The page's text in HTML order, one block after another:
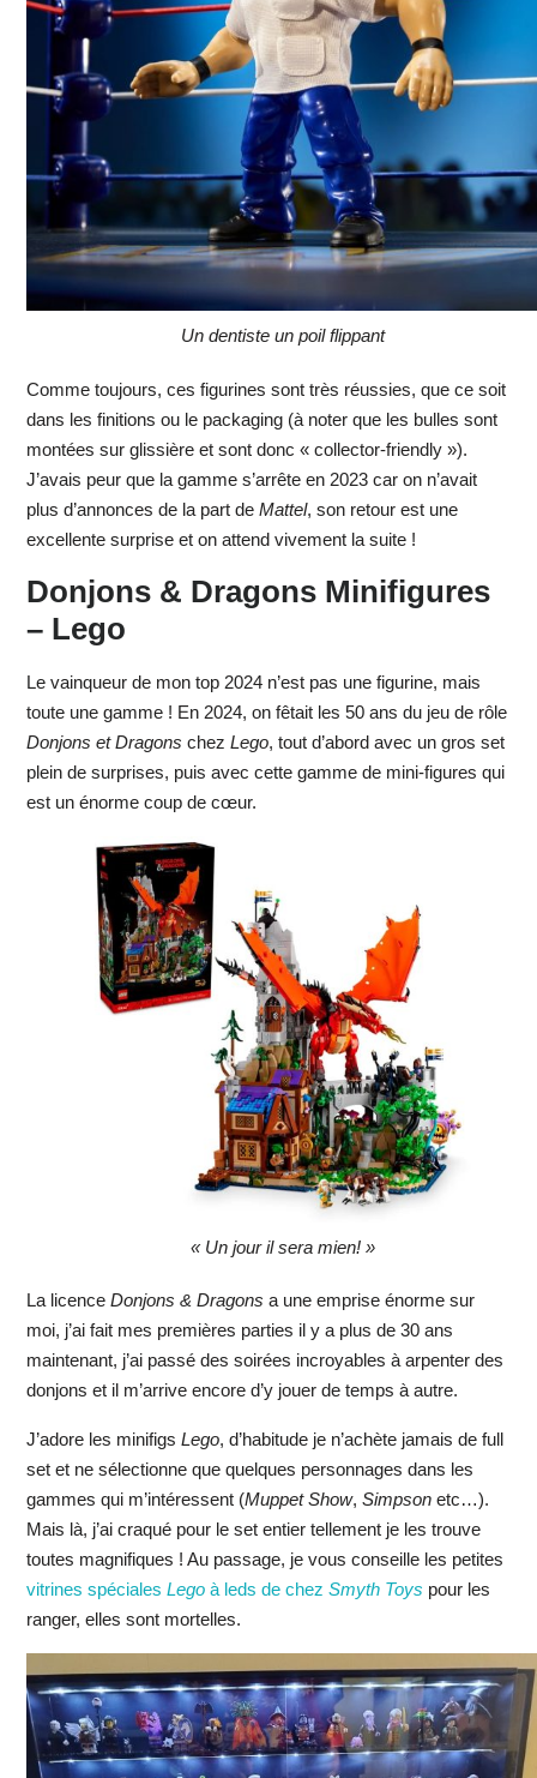
Un dentiste un poil flippant
Comme toujours, ces figurines sont très réussies, que ce soit
dans les finitions ou le packaging (à noter que les bulles sont
montées sur glissière et sont donc « collector-friendly »).
J’avais peur que la gamme s’arrête en 2023 car on n’avait
plus d’annonces de la part de Mattel, son retour est une
excellente surprise et on attend vivement la suite !
Donjons & Dragons Minifigures
– Lego
Le vainqueur de mon top 2024 n’est pas une figurine, mais
toute une gamme ! En 2024, on fêtait les 50 ans du jeu de rôle
Donjons et Dragons chez Lego, tout d’abord avec un gros set
plein de surprises, puis avec cette gamme de mini-figures qui
est un énorme coup de cœur.
« Un jour il sera mien! »
La licence Donjons & Dragons a une emprise énorme sur
moi, j’ai fait mes premières parties il y a plus de 30 ans
maintenant, j’ai passé des soirées incroyables à arpenter des
donjons et il m’arrive encore d’y jouer de temps à autre.
J’adore les minifigs Lego, d’habitude je n’achète jamais de full
set et ne sélectionne que quelques personnages dans les
gammes qui m’intéressent (Muppet Show, Simpsonetc…).
Mais là, j’ai craqué pour le set entier tellement je les trouve
toutes magnifiques ! Au passage, je vous conseille les petites
vitrines spéciales Legoà leds de chez Smyth Toys pour les
ranger, elles sont mortelles.